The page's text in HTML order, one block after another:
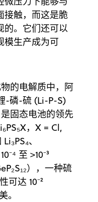
接触，而这是脆
的。它们还可以
模生产成为可
的电解质中，阿
-磷-硫 (Li-P-S)
固态电池的领先
，X = Cl,
、
至 >10⁻³
），一种硫
可达 10⁻²
。